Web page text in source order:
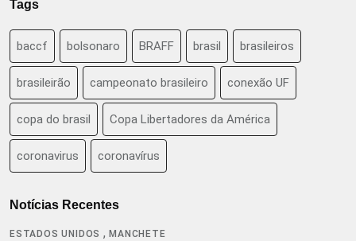
Tags
baccf bolsonaro BRAFF brasil brasileiros
brasileirão campeonato brasileiro conexão UF
copa do brasil Copa Libertadores da América
coronavirus coronavírus
Notícias Recentes
ESTADOS UNIDOS ,MANCHETE